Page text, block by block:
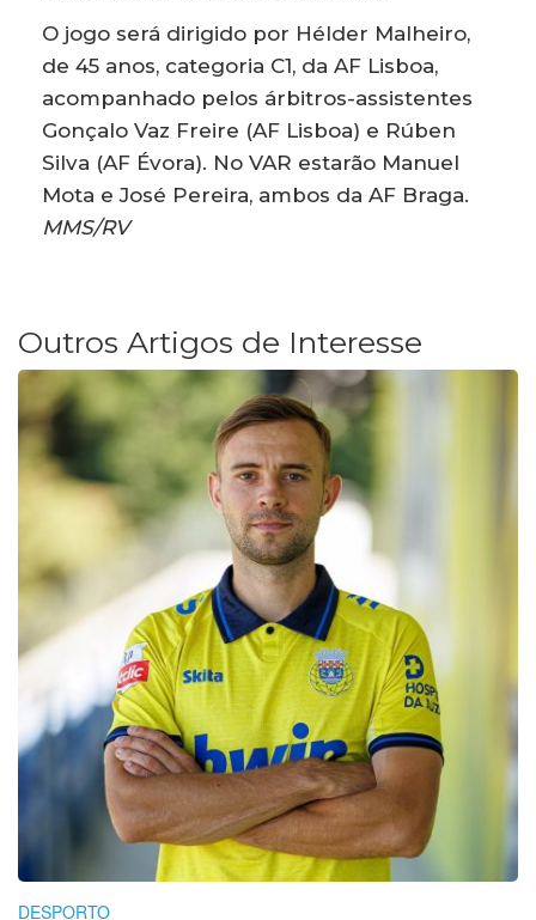
O jogo será dirigido por Hélder Malheiro,
de 45 anos, categoria C1, da AF Lisboa,
acompanhado pelos árbitros-assistentes
Gonçalo Vaz Freire (AF Lisboa) e Rúben
Silva (AF Évora). No VAR estarão Manuel
Mota e José Pereira, ambos da AF Braga.
MMS/RV
Outros Artigos de Interesse
DESPORTO